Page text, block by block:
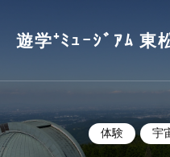
遊学⁺ﾐｭｰｼﾞｱﾑ 東
体験 宇